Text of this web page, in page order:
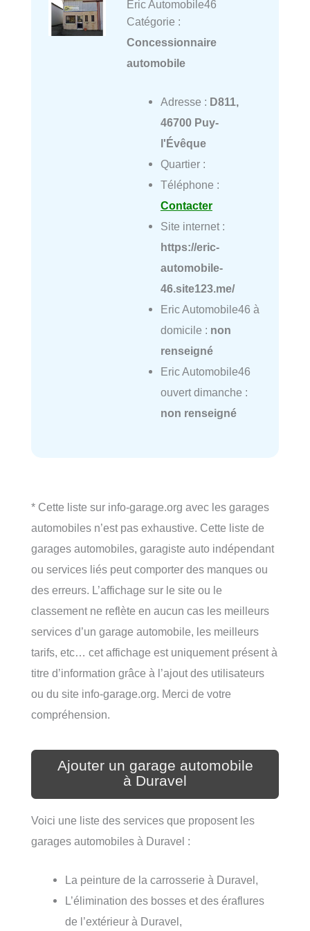
Eric Automobile46
Catégorie :
Concessionnaire
automobile
Adresse : D811,
46700 Puy-
l'Évêque
Quartier :
Téléphone :
Contacter
Site internet :
https://eric-
automobile-
46.site123.me/
Eric Automobile46 à
domicile : non
renseigné
Eric Automobile46
ouvert dimanche :
non renseigné
* Cette liste sur info-garage.org avec les garages
automobiles n’est pas exhaustive. Cette liste de
garages automobiles, garagiste auto indépendant
ou services liés peut comporter des manques ou
des erreurs. L’affichage sur le site ou le
classement ne reflète en aucun cas les meilleurs
services d’un garage automobile, les meilleurs
tarifs, etc… cet affichage est uniquement présent à
titre d’information grâce à l’ajout des utilisateurs
ou du site info-garage.org. Merci de votre
compréhension.
Ajouter un garage automobile
à Duravel
Voici une liste des services que proposent les
garages automobiles à Duravel :
La peinture de la carrosserie à Duravel,
L’élimination des bosses et des éraflures
de l’extérieur à Duravel,